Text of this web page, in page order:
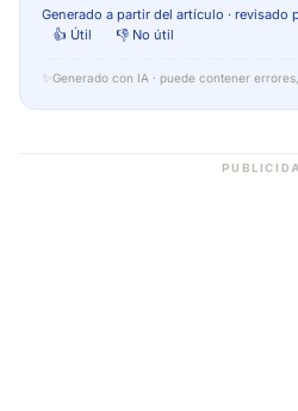
Generado a partir del artículo · revisado
👍 Útil
👎 No útil
✨ Generado con IA · puede contener